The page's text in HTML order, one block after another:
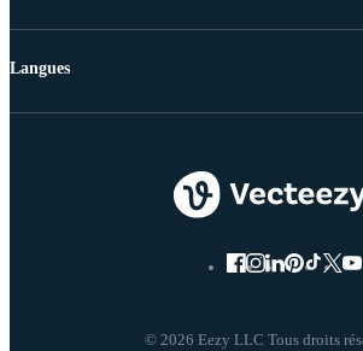
© 2026 Eezy LLC Tous droits
Langues